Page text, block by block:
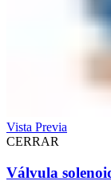
Vista Previa
CERRAR
Válvula